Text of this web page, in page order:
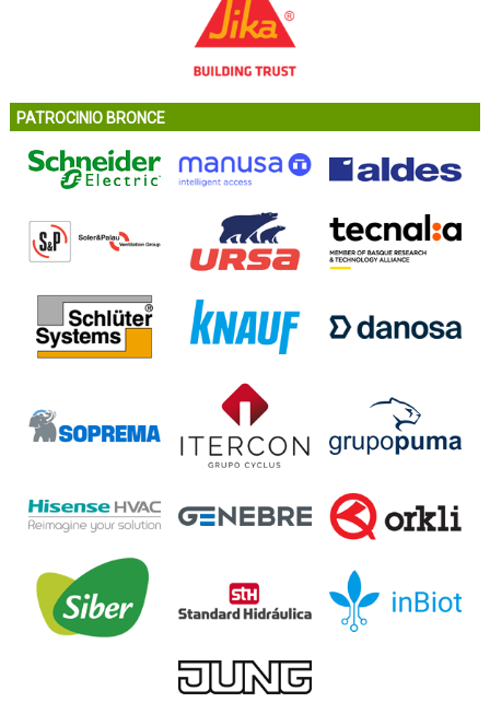
PATROCINIO BRONCE